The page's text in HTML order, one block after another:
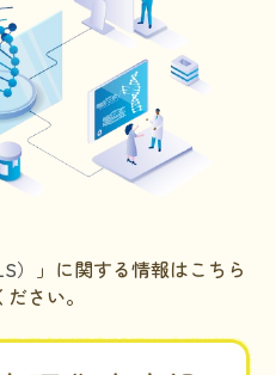
する実態調査
」に関する情報はこちら
さい。